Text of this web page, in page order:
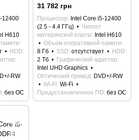
HDD
/ Wi-Fi)
12400
H610
HDD
RW
без ОС
H610 / DDR4 8Gb 3200 / HDD
2Tb / DVD+-RW / 400W / Wi-Fi)
31 782 грн
Процессор
Intel Core i5-12400
(2.5 - 4.4 ГГц)
Чипсет
материнской платы
Intel H610
Объем оперативной памяти
8 Гб
SSD отсутствует
HDD
2 Тб
Графический адаптер
Intel UHD Graphics
Оптический привод DVD+/-RW
Wi-Fi Wi-Fi
Предустановленное ПО без ОС